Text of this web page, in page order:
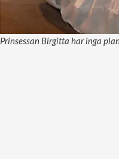
Prinsessan Birgitta har inga